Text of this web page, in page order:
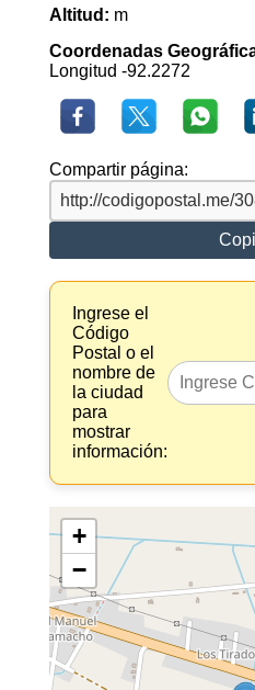
Altitud: m
Coordenadas
Longitud -92.2272
Compartir página:
Ingrese el
Código
Postal o el
nombre de
la ciudad
para
mostrar
información:
+
−